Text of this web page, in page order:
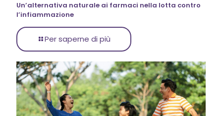
Un’alternativa naturale ai farmaci nella lotta contro
l’infiammazione
Per saperne di più